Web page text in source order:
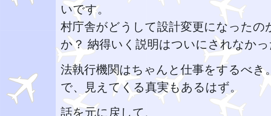
いです。
村庁舎がどうして設計変更になった
か？ 納得いく説明はついにされなかっ
法執行機関はちゃんと仕事をするべ
で、見えてくる真実もあるはず。
話を元に戻して、